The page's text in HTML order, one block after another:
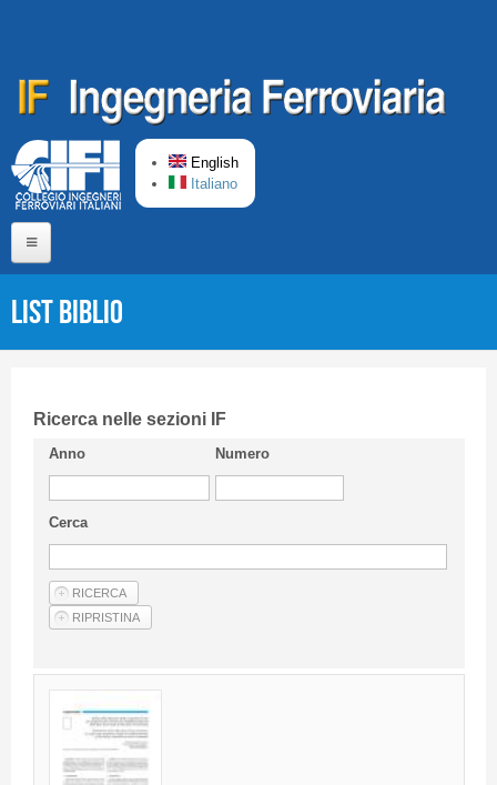
English
Italiano
Short presentation CIFI
Guideline
Privacy & Policy
Articles
Suppliers of products and services
List Biblio
Ricerca nelle sezioni IF
Anno Numero
Cerca